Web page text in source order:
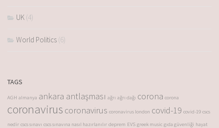
UK (4)
World Politics (6)
TAGS
AGH almanya ankara antlaşması ağrı ağrı dağı corona corona
coronavirus coronavirus coronavirus london covid-19 covid-19 cscs
nedir cscs sınavı cscs sınavına nasıl hazırlanılır deprem EVS greek music gıda güvenliği hayat